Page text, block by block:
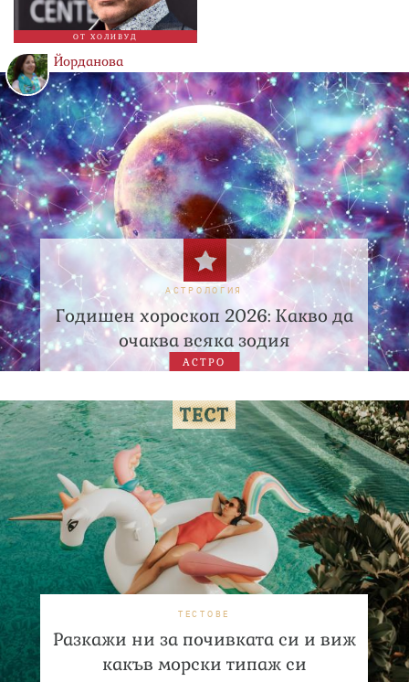
ОТ ХОЛИВУД
Йорданова
АСТРОЛОГИЯ
Годишен хороскоп 2026: Какво да
очаква всяка зодия
АСТРО
ТЕСТОВЕ
Разкажи ни за почивката си и виж
какъв морски типаж си